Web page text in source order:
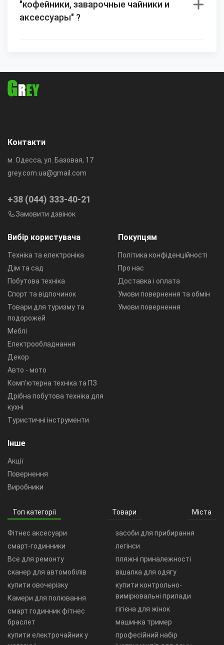
"кофейники, заварочные чайники и
аксессуары" ?
Вибір користувача
Техніка та електроніка
Дім та сад
Побутова техніка
Спорт та відпочинок
Товари для туризму та
подорожей
Меблі
Електрообладнання
Декор
Авто - мото
Комп'ютерна техніка та ПЗ
Дрібна побутова техніка для
кухні
Туристичні інструменти
Покупцям
Політика конфіденційності
Про нас
Доставка і оплата
Умови повернення та обмін
Умови повернення
Інше
Акції
Повернення
Виробники
Контакти
м. Одесса, ул. Базовая, 17
grey.com.ua@gmail.com
+38 (044) 333-40-21
Замовити дзвінок
Топ категорії Товари Міста
Фітнес аксесуари
смарт-годинники
Все для ремонту
сканер для автомобілів
купити овочерізку
Камери для полювання
смарт годинник фітнес
браслет
купити електрочайник у
засоби для прибирання
легінси
пляжні приналежності
вішалка для одягу
купити контрольно-
вимірювальні прилади
гігієна для жінок
машинка тример
професійний набір